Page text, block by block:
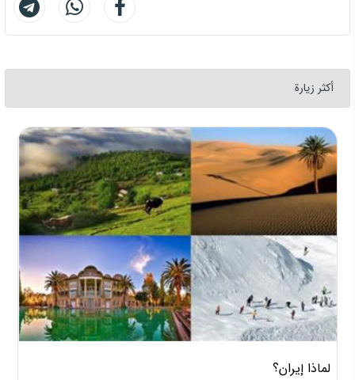
أكثر زيارة
لماذا إيران؟